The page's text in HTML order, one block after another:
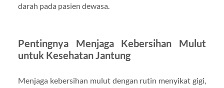
darah pada pasien dewasa.
Pentingnya Menjaga Kebersihan Mulut
untuk Kesehatan Jantung
Menjaga kebersihan mulut dengan rutin menyikat gigi,